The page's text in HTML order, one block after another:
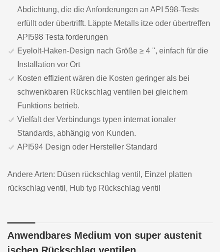
Abdichtung, die die Anforderungen an API 598-Tests
erfüllt oder übertrifft. Läppte Metalls itze oder übertreffen
API598 Testa forderungen
Eyelolt-Haken-Design nach Größe ≥ 4 ", einfach für die
Installation vor Ort
Kosten effizient wären die Kosten geringer als bei
schwenkbaren Rückschlag ventilen bei gleichem
Funktions betrieb.
Vielfalt der Verbindungs typen internat ionaler
Standards, abhängig von Kunden.
API594 Design oder Hersteller Standard
Andere Arten: Düsen rückschlag ventil, Einzel platten
rückschlag ventil, Hub typ Rückschlag ventil
Anwendbares Medium von super austenit